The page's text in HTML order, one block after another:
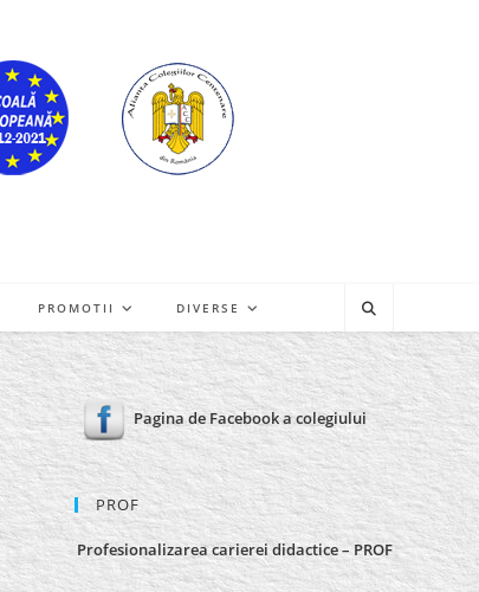
PROMOTII DIVERSE
Pagina de Facebook a colegiului
PROF
Profesionalizarea carierei didactice – PROF